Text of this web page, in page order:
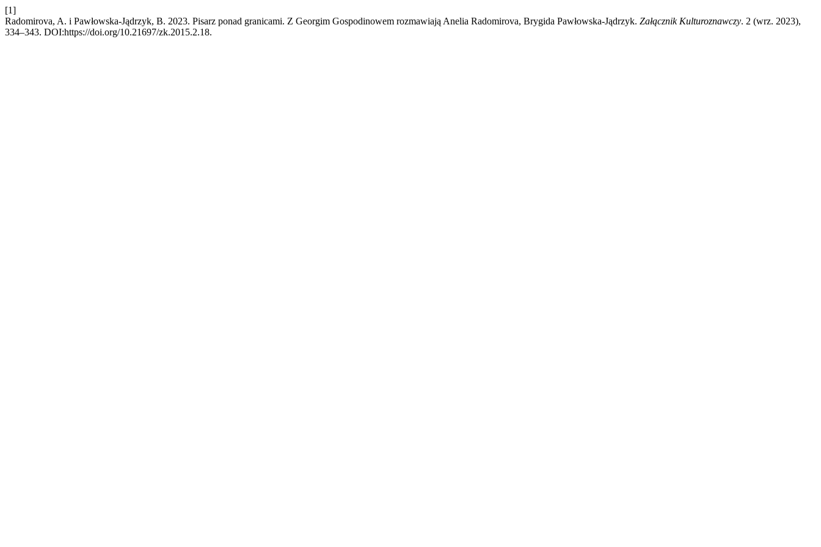
[1]
Radomirova, A. i Pawłowska-Jądrzyk, B. 2023. Pisarz ponad granicami. Z Georgim Gospodinowem rozmawiają Anelia Radomirova, Brygida Pawłowska-Jądrzyk. Załącznik Kulturoznawczy. 2 (wrz. 2023),
334–343. DOI:https://doi.org/10.21697/zk.2015.2.18.